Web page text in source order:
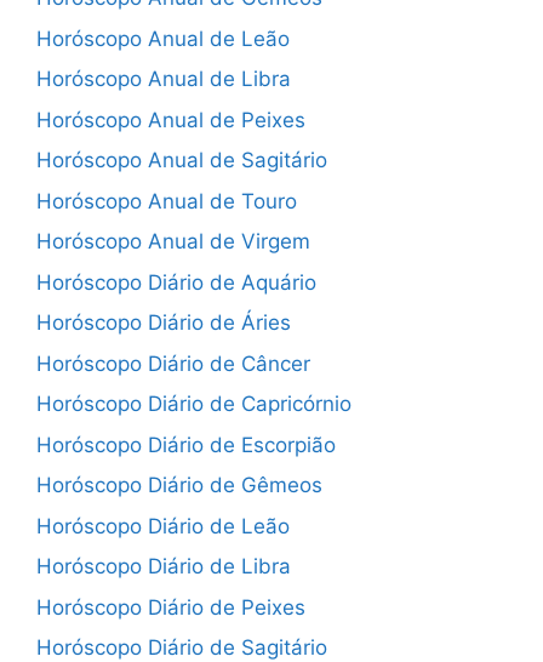
Horóscopo Anual de Leão
Horóscopo Anual de Libra
Horóscopo Anual de Peixes
Horóscopo Anual de Sagitário
Horóscopo Anual de Touro
Horóscopo Anual de Virgem
Horóscopo Diário de Aquário
Horóscopo Diário de Áries
Horóscopo Diário de Câncer
Horóscopo Diário de Capricórnio
Horóscopo Diário de Escorpião
Horóscopo Diário de Gêmeos
Horóscopo Diário de Leão
Horóscopo Diário de Libra
Horóscopo Diário de Peixes
Horóscopo Diário de Sagitário